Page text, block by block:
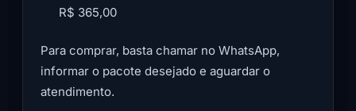
R$ 365,00
Para comprar, basta chamar no WhatsApp,
informar o pacote desejado e aguardar o
atendimento.